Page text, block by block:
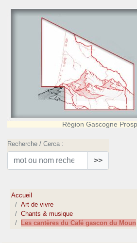
Région Gascogne
Recherche / Cerca :
>>
Accueil
Art de vivre
Chants & musique
Les cantères du Café gascon du Moun